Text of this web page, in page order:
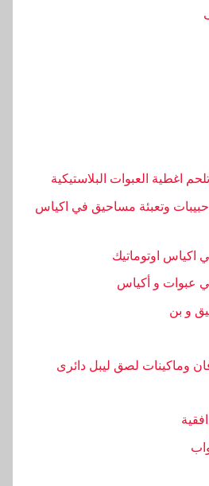
اغطية العبوات البلاستيكية
وتعبئة مساحيق في اكياس
اكياس اوتوماتيك
عبوات و أكياس
و بن
وماكينات لصق ليبل دائرى